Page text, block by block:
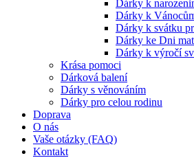
Dárky k
Dárky k
Dárky k svátku
Dárky ke Dni
Dárky k výročí
Krása pomoci
Dárková balení
Dárky s věnováním
Dárky pro celou rodinu
Doprava
O nás
Vaše otázky (FAQ)
Kontakt